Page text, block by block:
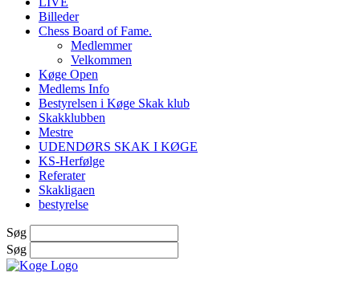
Billeder
Chess Board of Fame.
Medlemmer
Velkommen
Køge Open
Medlems Info
Bestyrelsen i Køge Skak klub
Skakklubben
Mestre
UDENDØRS SKAK I KØGE
KS-Herfølge
Referater
Skakligaen
bestyrelse
Søg
Søg